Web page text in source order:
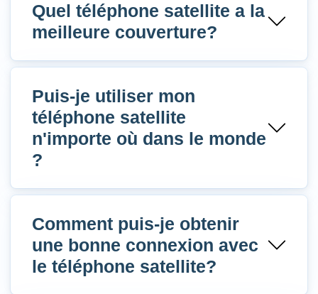
Quel téléphone satellite a la
meilleure couverture?
Puis-je utiliser mon
téléphone satellite
n'importe où dans le monde
?
Comment puis-je obtenir
une bonne connexion avec
le téléphone satellite?